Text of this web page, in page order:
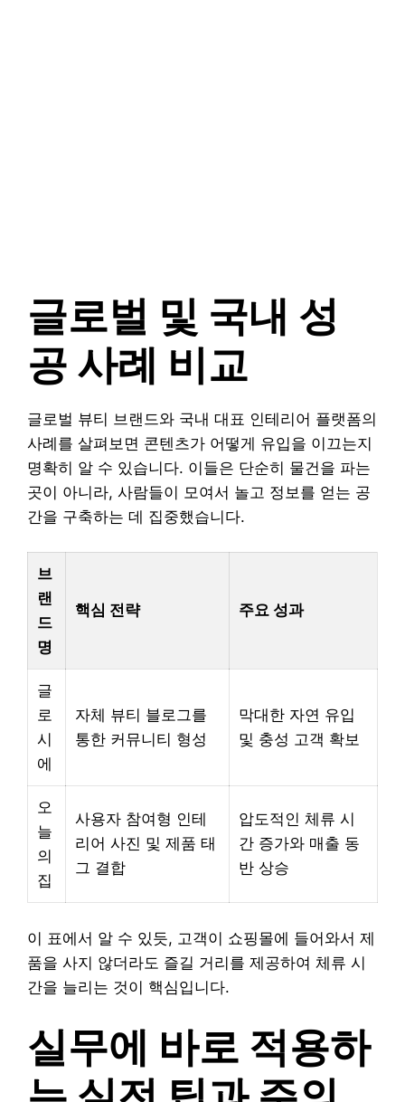
글로벌 및 국내 성
공 사례 비교
글로벌 뷰티 브랜드와 국내 대표 인테리어 플랫폼의
사례를 살펴보면 콘텐츠가 어떻게 유입을 이끄는지
명확히 알 수 있습니다. 이들은 단순히 물건을 파는
곳이 아니라, 사람들이 모여서 놀고 정보를 얻는 공
간을 구축하는 데 집중했습니다.
브
랜
드
명
핵심 전략 주요 성과
글
로
시
에
자체 뷰티 블로그를
통한 커뮤니티 형성
막대한 자연 유입
및 충성 고객 확보
오
늘
의
집
사용자 참여형 인테
리어 사진 및 제품 태
그 결합
압도적인 체류 시
간 증가와 매출 동
반 상승
이 표에서 알 수 있듯, 고객이 쇼핑몰에 들어와서 제
품을 사지 않더라도 즐길 거리를 제공하여 체류 시
간을 늘리는 것이 핵심입니다.
실무에 바로 적용하